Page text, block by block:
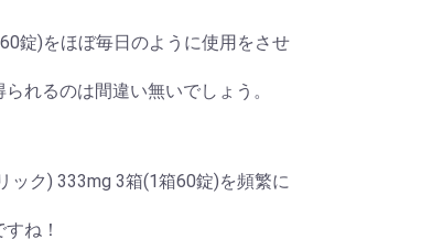
錠)をほぼ毎日のように使用をさせ
れるのは間違い無いでしょう。
ック) 333mg 3箱(1箱60錠)を頻繁に
ね！